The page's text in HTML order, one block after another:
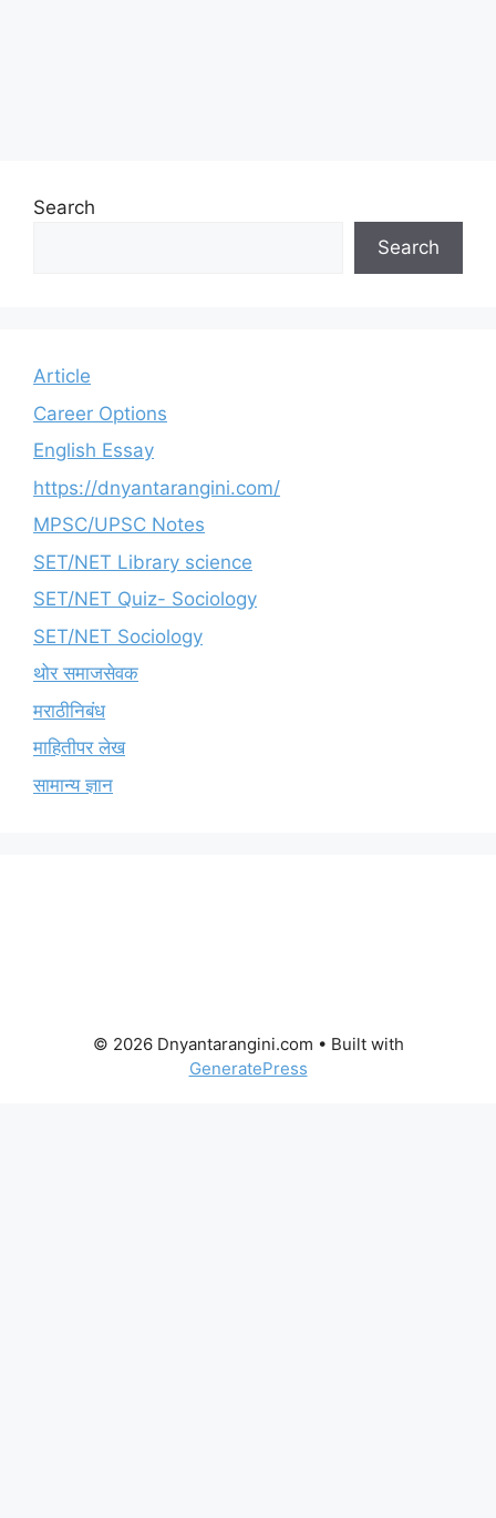
Search
Search
Article
Career Options
English Essay
https://dnyantarangini.com/
MPSC/UPSC Notes
SET/NET Library science
SET/NET Quiz- Sociology
SET/NET Sociology
थोर समाजसेवक
मराठीनिबंध
माहितीपर लेख
सामान्य ज्ञान
© 2026 Dnyantarangini.com • Built with
GeneratePress